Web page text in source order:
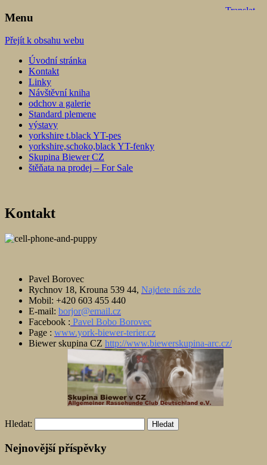
Lover's knot
Menu
Přejít k obsahu webu
Úvodní stránka
Kontakt
Linky
Návštěvní kniha
odchov a galerie
Standard plemene
výstavy
yorkshire t.black YT-pes
yorkshire,schoko,black YT-fenky
Skupina Biewer CZ
štěňata na prodej – For Sale
Kontakt
Pavel Borovec
Rychnov 18, Krouna 539 44, Najdete nás zde
Mobil: +420 603 455 440
E-mail: borjor@email.cz
Facebook : Pavel Bobo Borovec
Page : www.york-biewer-terier.cz
Biewer skupina CZ http://www.biewerskupina-arc.cz/
Hledat:
Nejnovější příspěvky